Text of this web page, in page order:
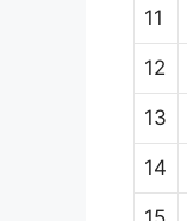
11
12
13
14